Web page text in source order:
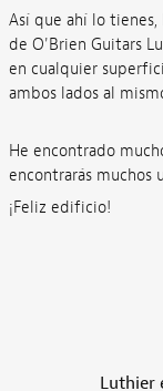
Así que ahí lo
de O'Brien Guitars
en cualquier
ambos lados al
He encontrado
encontrarás muchos
¡Feliz edificio!
Luthier